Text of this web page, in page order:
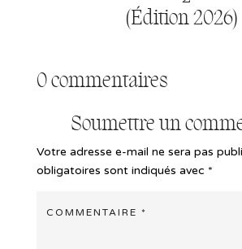
(Édition 2026)
0 commentaires
Soumettre un
Votre adresse e-mail ne sera pas
obligatoires sont indiqués avec *